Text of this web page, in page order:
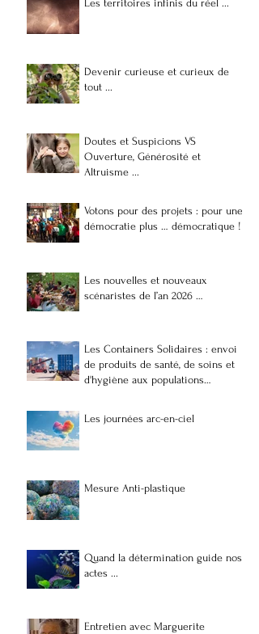
Les territoires infinis du réel ...
Devenir curieuse et curieux de
tout ...
Doutes et Suspicions VS
Ouverture, Générosité et
Altruisme ...
Votons pour des projets : pour une
démocratie plus … démocratique !
Les nouvelles et nouveaux
scénaristes de l’an 2026 …
Les Containers Solidaires : envoi
de produits de santé, de soins et
d'hygiène aux populations
Les journées arc-en-ciel
Mesure Anti-plastique
Quand la détermination guide nos
actes ...
Entretien avec Marguerite